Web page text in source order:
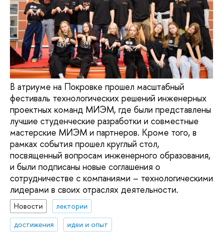
В атриуме на Покровке прошел масштабный
фестиваль технологических решений инженерных
проектных команд МИЭМ, где были представлены
лучшие студенческие разработки и совместные
мастерские МИЭМ и партнеров. Кроме того, в
рамках события прошел круглый стол,
посвященный вопросам инженерного образования,
и были подписаны новые соглашения о
сотрудничестве с компаниями – технологическими
лидерами в своих отраслях деятельности.
Новости
лектории
достижения
идеи и опыт